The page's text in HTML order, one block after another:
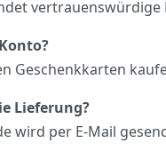
Geschenkkarten
Lieferung?
wird per E-Mail